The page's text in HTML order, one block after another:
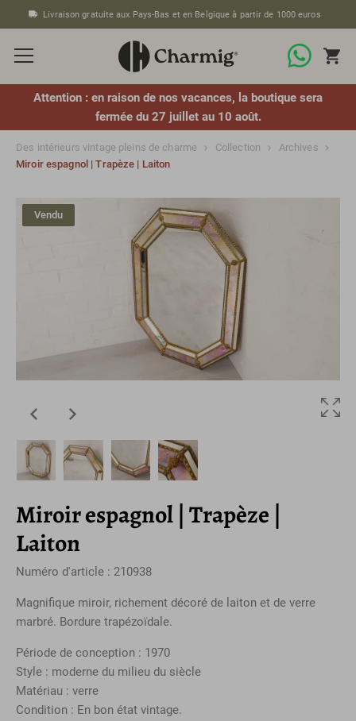
Livraison gratuite aux Pays-Bas et en Belgique à partir de 1000 euros
Attention : en raison de nos vacances, la boutique sera
fermée du 27 juillet au 10 août.
Des intérieurs vintage pleins de charme Collection
Archives
Miroir espagnol | Trapèze | Laiton
Vendu
Miroir espagnol | Trapèze |
Laiton
Numéro d'article : 210938
Magnifique miroir, richement décoré de laiton et de verre
marbré. Bordure trapézoïdale.
Période de conception : 1970
Style : moderne du milieu du siècle
Matériau : verre
Condition : En bon état vintage.